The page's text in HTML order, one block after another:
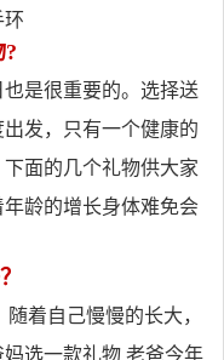
环
是很重要的。选择送
发，只有一个健康的
面的几个礼物供大家
龄的增长身体难免会
着自己慢慢的长大，
选一款礼物 老爸今年